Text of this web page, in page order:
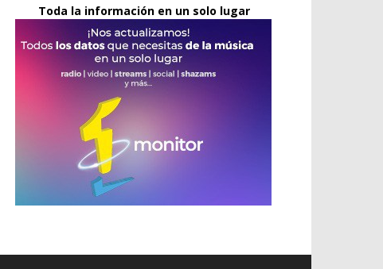
Toda la información en un solo lugar